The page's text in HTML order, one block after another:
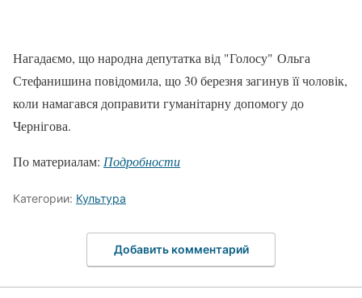
Нагадаємо, що народна депутатка від "Голосу" Ольга
Стефанишина повідомила, що 30 березня загинув її чоловік,
коли намагався доправити гуманітарну допомогу до
Чернігова.
По материалам: Подробности
Категории: Культура
Добавить комментарий